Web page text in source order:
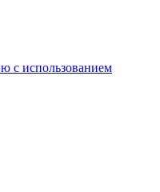
с использованием